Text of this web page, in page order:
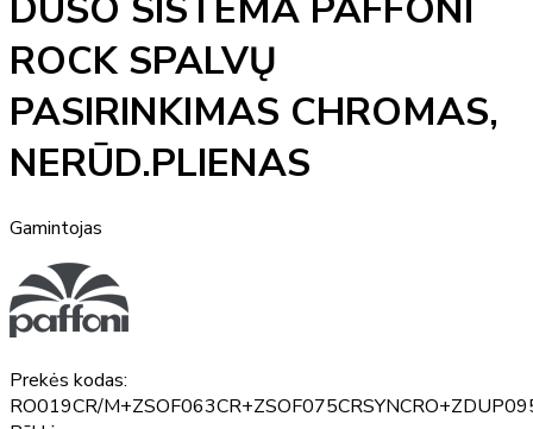
ROCK SPALVŲ
PASIRINKIMAS CHROMAS,
NERŪD.PLIENAS
Gamintojas
Prekės kodas:
RO019CR/